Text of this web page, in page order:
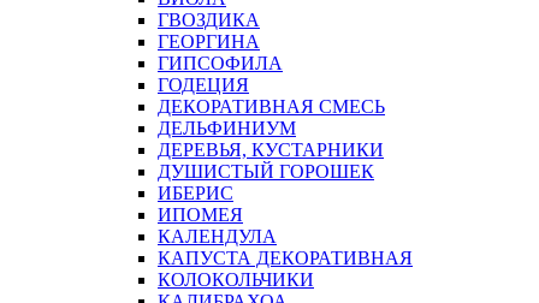
ГВОЗДИКА
ГЕОРГИНА
ГИПСОФИЛА
ГОДЕЦИЯ
ДЕКОРАТИВНАЯ СМЕСЬ
ДЕЛЬФИНИУМ
ДЕРЕВЬЯ, КУСТАРНИКИ
ДУШИСТЫЙ ГОРОШЕК
ИБЕРИС
ИПОМЕЯ
КАЛЕНДУЛА
КАПУСТА ДЕКОРАТИВНАЯ
КОЛОКОЛЬЧИКИ